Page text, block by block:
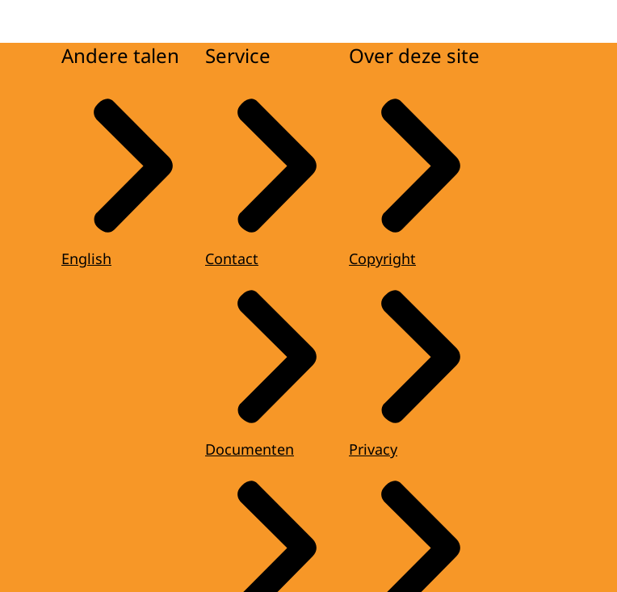
Andere talen
English
Service
Contact
Documenten
Over deze site
Copyright
Privacy